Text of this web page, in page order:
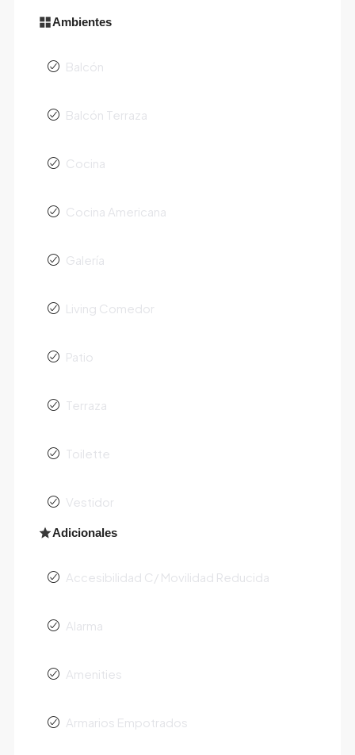
Ambientes
Balcón
Balcón Terraza
Cocina
Cocina Americana
Galería
Living Comedor
Patio
Terraza
Toilette
Vestidor
Adicionales
Accesibilidad C/ Movilidad Reducida
Alarma
Amenities
Armarios Empotrados